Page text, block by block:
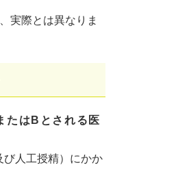
実際とは異なりま
たはBとされる医
び人工授精）にかか